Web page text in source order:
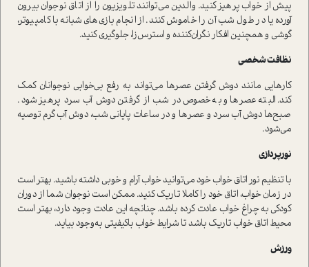
پیش از خواب پرهیز کنید. والدین می‌توانند تلویزیون را از اتاق نوجوان بیرون
آورده یا در طول شب آن را خاموش کنند. از انجام بازی‌های شبانه با کامپیوتر،
گوشی و همچنین افکار نگران‌کننده و استرس‌زا، جلوگیری کنید.
نظافت شخصی
کارهایی مانند دوش گرفتن عصرها می‌تواند به رفع بی‌خوابی نوجوانان کمک
کند. البته عصرها و به‌خصوص در شب از گرفتن دوش آب سرد پرهیز شود.
صبح‌ها دوش آب سرد و عصرها و در ساعات پایانی شب، دوش آب گرم توصیه
می‌شود.
نورپردازی
با تنظیم نور اتاق خواب خود می‌توانید خواب آرام و خوبی داشته باشید. بهتر است
در زمان خواب، اتاق خود را کاملا تاریک کنید. ممکن است نوجوان شما از دوران
کودکی به چراغ خواب عادت کرده باشد. چنانچه این عادت وجود دارد، بهتر است
محیط اتاق خواب تاریک باشد تا شرایط خواب باکیفیتی به‌وجود بیاید.
ورزش